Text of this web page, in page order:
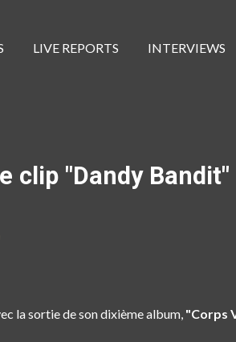
LIVE REPORTS INTERVIEWS
clip "Dandy Bandit"
la sortie de son dixième album, "Corps